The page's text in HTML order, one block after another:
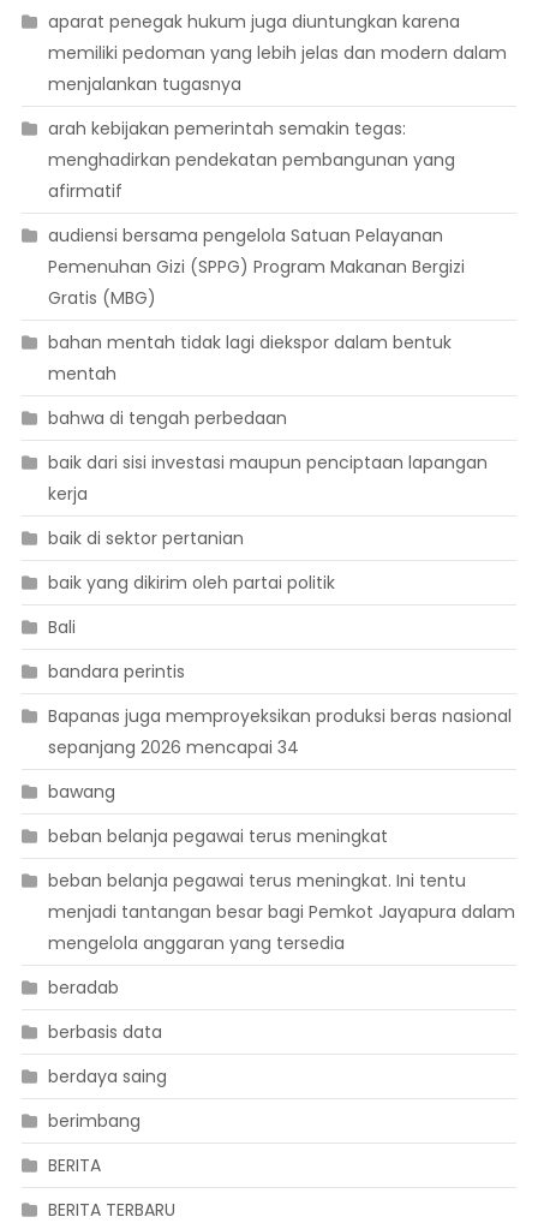
aparat penegak hukum juga diuntungkan karena
memiliki pedoman yang lebih jelas dan modern dalam
menjalankan tugasnya
arah kebijakan pemerintah semakin tegas:
menghadirkan pendekatan pembangunan yang
afirmatif
audiensi bersama pengelola Satuan Pelayanan
Pemenuhan Gizi (SPPG) Program Makanan Bergizi
Gratis (MBG)
bahan mentah tidak lagi diekspor dalam bentuk
mentah
bahwa di tengah perbedaan
baik dari sisi investasi maupun penciptaan lapangan
kerja
baik di sektor pertanian
baik yang dikirim oleh partai politik
Bali
bandara perintis
Bapanas juga memproyeksikan produksi beras nasional
sepanjang 2026 mencapai 34
bawang
beban belanja pegawai terus meningkat
beban belanja pegawai terus meningkat. Ini tentu
menjadi tantangan besar bagi Pemkot Jayapura dalam
mengelola anggaran yang tersedia
beradab
berbasis data
berdaya saing
berimbang
BERITA
BERITA TERBARU